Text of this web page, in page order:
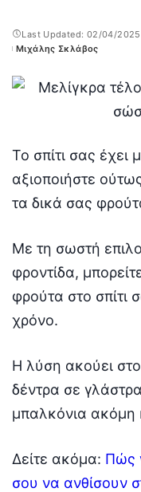
Last Updated: 02/04/
Posted
Μιχάλης Σκλάβος
Το σπίτι σας έχει
αξιοποιήστε
τα δικά σας
Με τη σωστή
φροντίδα,
φρούτα στο σπίτι
χρόνο.
Η λύση ακούει
δέντρα σε γλάστρα
μπαλκόνια ακόμη
Δείτε ακόμα: Πώς
σου να ανθίσουν